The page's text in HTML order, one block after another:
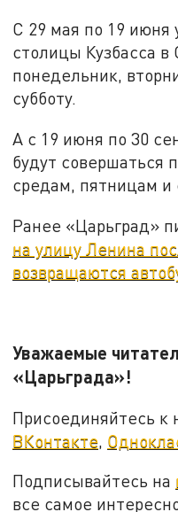
С 29 мая по 19 июня
столицы Кузбасса
понедельник,
субботу.
А с 19 июня по 30
будут совершаться
средам, пятницам и
Ранее «Царьград»
на улицу Ленина
возвращаются
Уважаемые
Присоединяйтесь к
ВКонтакте
Подписывайтесь на
все самое